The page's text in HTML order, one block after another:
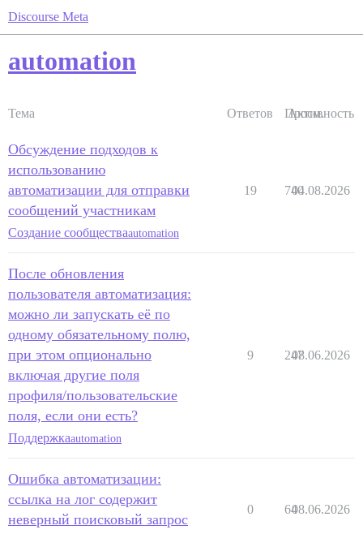
Discourse Meta
automation
Тема Ответов Просм.
Активность
Обсуждение подходов к
использованию
автоматизации для отправки
сообщений участникам
Создание сообществаautomation
19 740
04.08.2026
После обновления
пользователя автоматизация:
можно ли запускать её по
одному обязательному полю,
при этом опционально
включая другие поля
профиля/пользовательские
поля, если они есть?
Поддержкаautomation
9 247
08.06.2026
Ошибка автоматизации:
ссылка на лог содержит
неверный поисковый запрос
0 6408.06.2026